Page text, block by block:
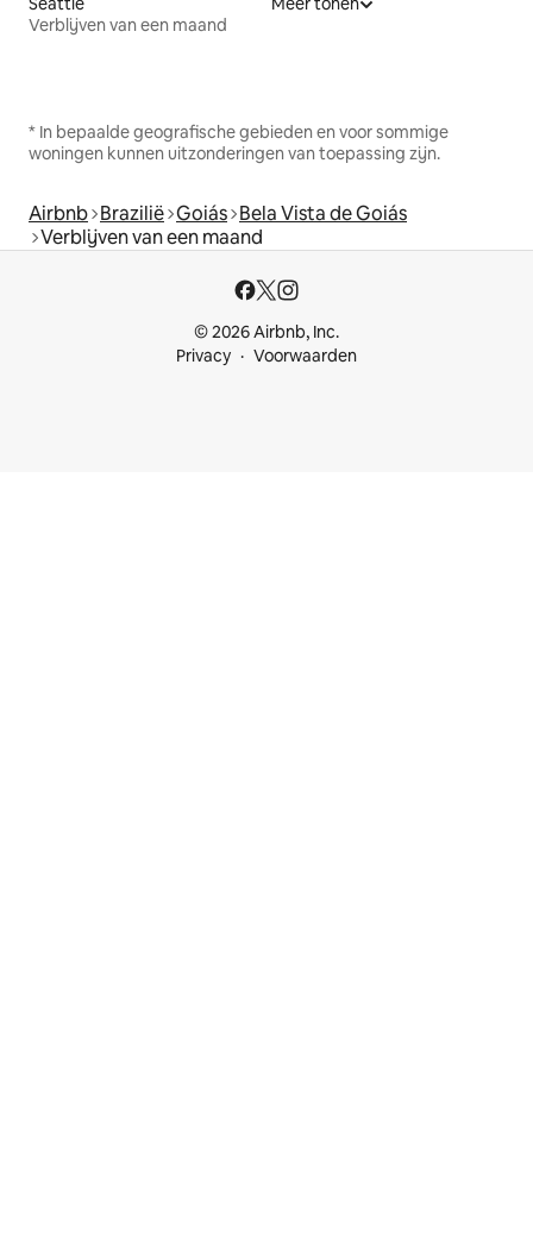
Verblijven van een maand
* In bepaalde geografische gebieden en voor sommige
woningen kunnen uitzonderingen van toepassing zijn.
Airbnb Brazilië Goiás Bela Vista de Goiás
Verblijven van een maand
© 2026 Airbnb, Inc.
Privacy
Voorwaarden